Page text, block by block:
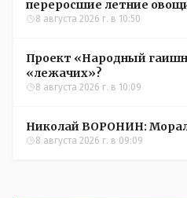
переросшие летние
зимой
8 августа 2026 г. в 10:50
Проект «Народный гаишник» - Зачем
«лежачих»?
8 августа 2026 г. в 10:09
Николай ВОРОНИН:
8 августа 2026 г. в 09:09